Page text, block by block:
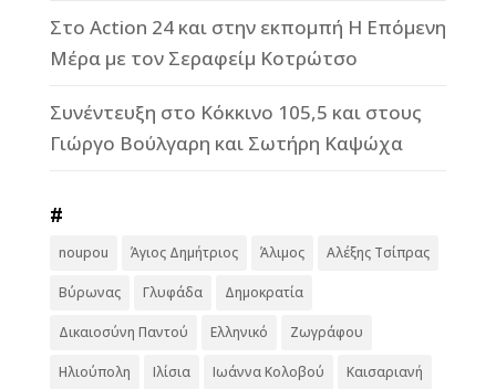
Στο Action 24 και στην εκπομπή Η Επόμενη
Μέρα με τον Σεραφείμ Κοτρώτσο
Συνέντευξη στο Κόκκινο 105,5 και στους
Γιώργο Βούλγαρη και Σωτήρη Καψώχα
#
noupou Άγιος Δημήτριος Άλιμος Αλέξης Τσίπρας
Βύρωνας Γλυφάδα Δημοκρατία
Δικαιοσύνη Παντού Ελληνικό Ζωγράφου
Ηλιούπολη Ιλίσια Ιωάννα Κολοβού Καισαριανή